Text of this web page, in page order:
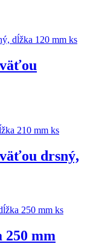
drsný,
mm